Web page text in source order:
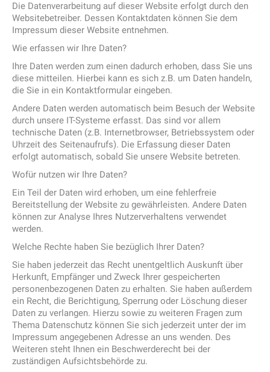
Die Datenverarbeitung auf dieser Website erfolgt durch den
Websitebetreiber. Dessen Kontaktdaten können Sie dem
Impressum dieser Website entnehmen.
Wie erfassen wir Ihre Daten?
Ihre Daten werden zum einen dadurch erhoben, dass Sie uns
diese mitteilen. Hierbei kann es sich z.B. um Daten handeln,
die Sie in ein Kontaktformular eingeben.
Andere Daten werden automatisch beim Besuch der Website
durch unsere IT-Systeme erfasst. Das sind vor allem
technische Daten (z.B. Internetbrowser, Betriebssystem oder
Uhrzeit des Seitenaufrufs). Die Erfassung dieser Daten
erfolgt automatisch, sobald Sie unsere Website betreten.
Wofür nutzen wir Ihre Daten?
Ein Teil der Daten wird erhoben, um eine fehlerfreie
Bereitstellung der Website zu gewährleisten. Andere Daten
können zur Analyse Ihres Nutzerverhaltens verwendet
werden.
Welche Rechte haben Sie bezüglich Ihrer Daten?
Sie haben jederzeit das Recht unentgeltlich Auskunft über
Herkunft, Empfänger und Zweck Ihrer gespeicherten
personenbezogenen Daten zu erhalten. Sie haben außerdem
ein Recht, die Berichtigung, Sperrung oder Löschung dieser
Daten zu verlangen. Hierzu sowie zu weiteren Fragen zum
Thema Datenschutz können Sie sich jederzeit unter der im
Impressum angegebenen Adresse an uns wenden. Des
Weiteren steht Ihnen ein Beschwerderecht bei der
zuständigen Aufsichtsbehörde zu.